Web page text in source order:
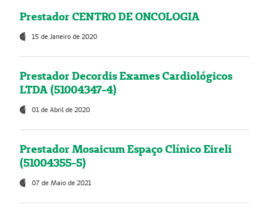
Prestador CENTRO DE ONCOLOGIA
15 de Janeiro de 2020
Prestador Decordis Exames Cardiológicos
LTDA (51004347-4)
01 de Abril de 2020
Prestador Mosaicum Espaço Clínico Eireli
(51004355-5)
07 de Maio de 2021